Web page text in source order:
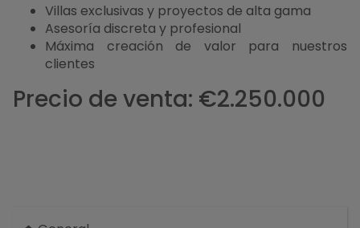
Villas exclusivas y proyectos de alta gama
Asesoría discreta y profesional
Máxima creación de valor para nuestros
clientes
Precio de venta: €2.250.000